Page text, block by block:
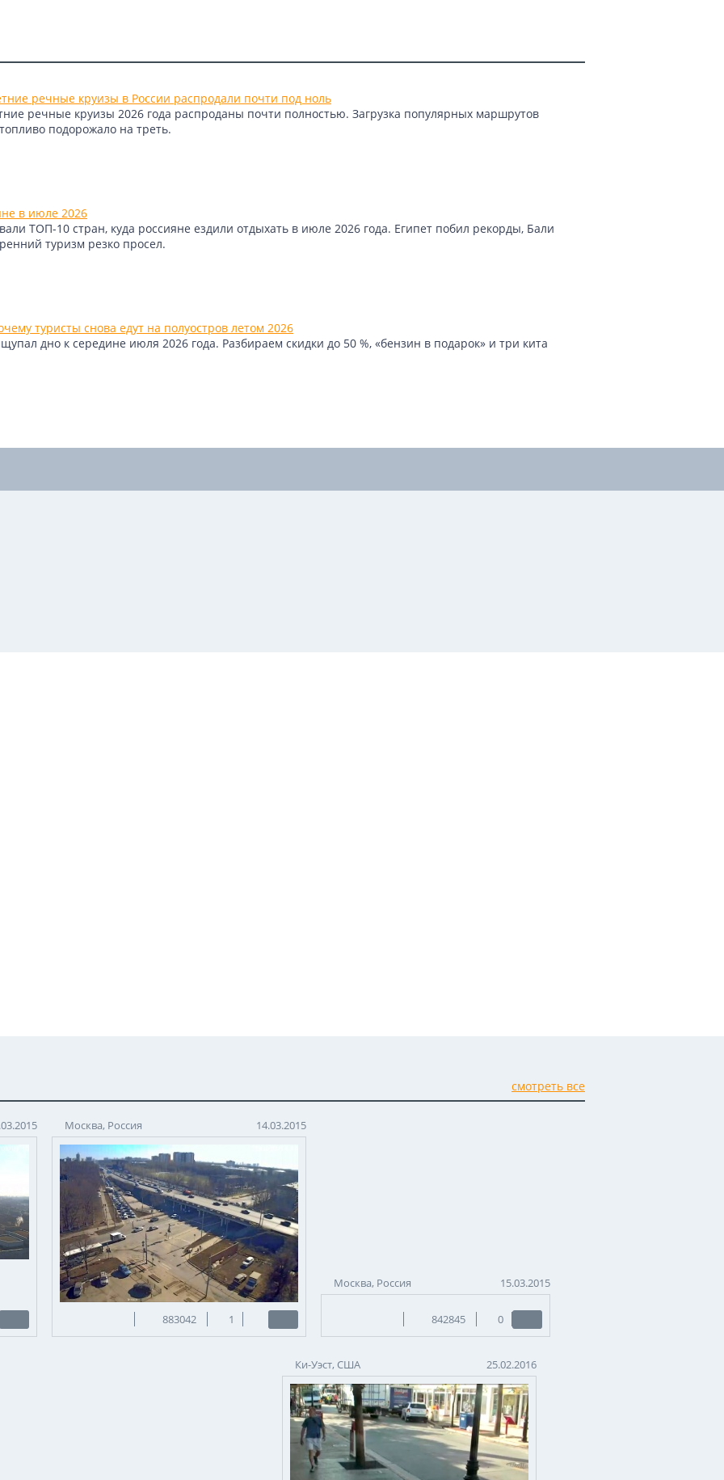
конструкция станет отличным фото для незаурядных снимков.
настоящее раздолье. Здесь предлагаются целые туры, в рамках которых можно не только добыть
и секреты ремесла от местных рыболовов.
речные круизы в России распродали почти под ноль
речные круизы 2026 года распроданы почти полностью. Загрузка популярных маршрутов
подорожало на треть.
в июле 2026
ТОП-10 стран, куда россияне ездили отдыхать в июле 2026 года. Египет побил рекорды, Бали
туризм резко просел.
туристы снова едут на полуостров летом 2026
дно к середине июля 2026 года. Разбираем скидки до 50 %, «бензин в подарок» и три кита
смотреть все
Москва, Россия 14.03.2015
883042 1
Москва, Россия 15.03.2015
842845 0
Ки-Уэст, США 25.02.2016